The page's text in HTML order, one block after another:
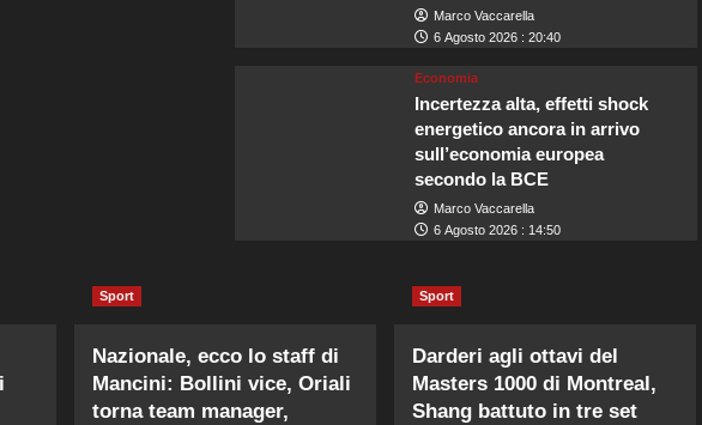
Marco Vaccarella
6 Agosto 2026 : 20:40
Economia
Incertezza alta, effetti shock
energetico ancora in arrivo
sull’economia europea
secondo la BCE
Marco Vaccarella
6 Agosto 2026 : 14:50
Sport
Nazionale, ecco lo staff di
Mancini: Bollini vice, Oriali
torna team manager,
Sport
Darderi agli ottavi del
Masters 1000 di Montreal,
Shang battuto in tre set